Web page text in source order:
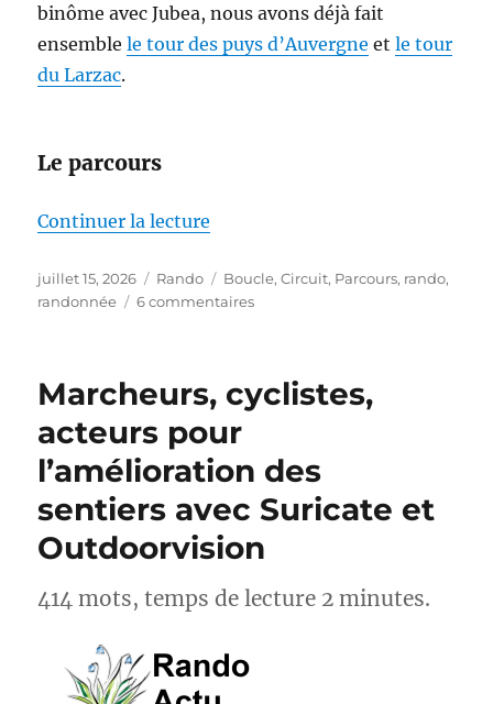
binôme avec Jubea, nous avons déjà fait
ensemblele tour des puys d’Auvergne etle tour
du Larzac.
Le parcours
Continuer la lecture
Publié
le
juillet 15, 2026 Catégories
Rando Étiquettes
Boucle,Circuit, Parcours, rando,
randonnée
6 commentairessur
sur
des
Maîtres
Sonneurs
Marcheurs, cyclistes,
acteurs pour
l’amélioration des
sentiers avec Suricate et
Outdoorvision
414 mots, temps de lecture 2 minutes.